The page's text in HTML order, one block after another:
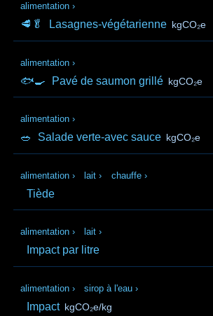
alimentation ›
🥩🥬 Lasagnes-végétarienne kgCO₂e
alimentation ›
🐟🍳 Pavé de saumon grillé kgCO₂e
alimentation ›
🥗 Salade verte-avec sauce kgCO₂e
alimentation › lait › chauffe ›
Tiède
alimentation › lait ›
Impact par litre
alimentation › sirop à l'eau ›
Impact kgCO₂e/kg